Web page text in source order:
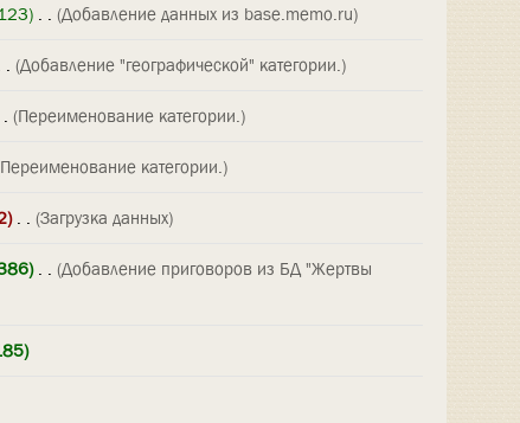
. . (Добавление данных из base.memo.ru)
. (Добавление "географической" категории.)
. (Переименование категории.)
категории.)
‎ . . (Загрузка данных)
‎ . . (Добавление приговоров из БД "Жертвы